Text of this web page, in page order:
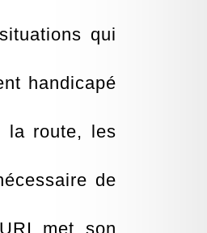
qui
handicapé
la route, les
de
met son